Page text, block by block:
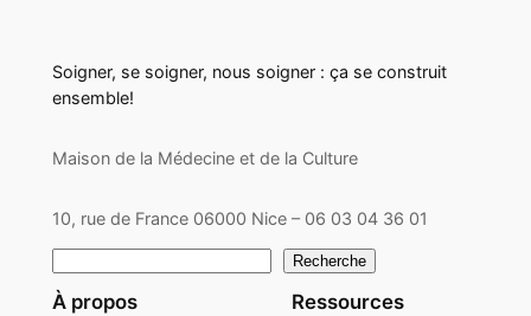
Soigner, se soigner, nous soigner : ça se construit
ensemble!
Maison de la Médecine et de la Culture
10, rue de France 06000 Nice – 06 03 04 36 01
Recherche
À propos Ressources